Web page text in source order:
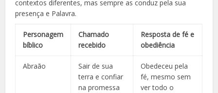
contextos diferentes, mas sempre as conduz pela sua
presença e Palavra.
Personagem
bíblico
Chamado
recebido
Resposta de fé e
obediência
Abraão
Sair de sua
terra e confiar
na promessa
Obedeceu pela
fé, mesmo sem
ver todo o